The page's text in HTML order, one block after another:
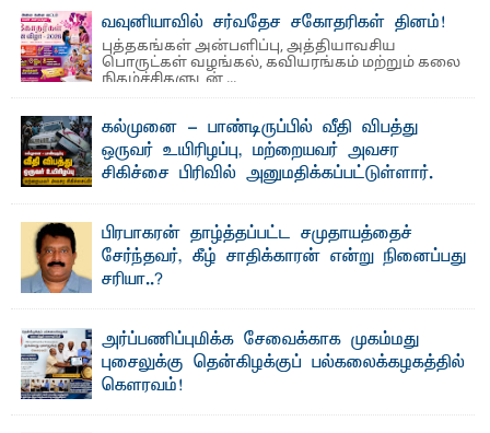
ஜே. எப். காமிலா பேகம்- இ லங்கை அரசாங்கம் அரசுசாரா
அமைப்புகள் (NGO) தொடர்பான புதிய சட்டமூலத்தை ...
வவுனியாவில் சர்வதேச சகோதரிகள் தினம்!
புத்தகங்கள் அன்பளிப்பு, அத்தியாவசிய
பொருட்கள் வழங்கல், கவியரங்கம் மற்றும் கலை
நிகழ்ச்சிகளுடன் ...
கல்முனை - பாண்டிருப்பில் வீதி விபத்து
ஒருவர் உயிரிழப்பு, மற்றையவர் அவசர
சிகிச்சை பிரிவில் அனுமதிக்கப்பட்டுள்ளார்.
பாண்டிருப்பு ...பிரபாகரன் தாழ்த்தப்பட்ட சமுதாயத்தைச்
சேர்ந்தவர், கீழ் சாதிக்காரன் என்று நினைப்பது
சரியா..?
அர்ப்பணிப்புமிக்க சேவைக்காக முகம்மது
புசைலுக்கு தென்கிழக்குப் பல்கலைக்கழகத்தில்
கௌரவம்!